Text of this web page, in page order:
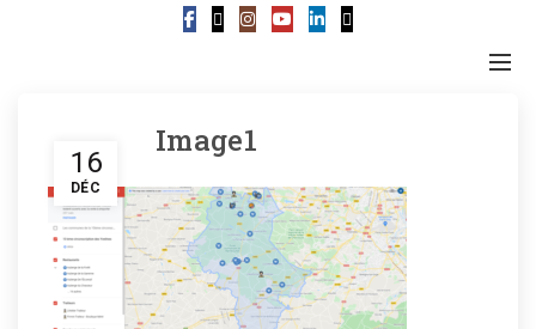
16
DÉC
Image1